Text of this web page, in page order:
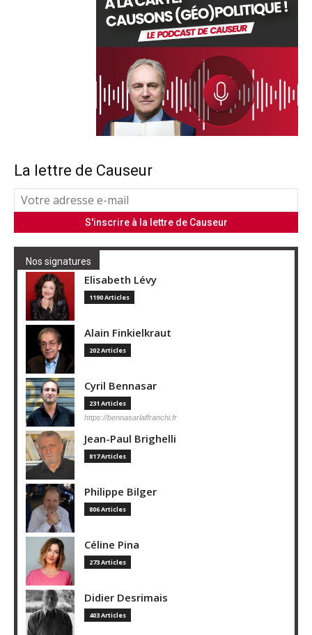
La lettre de Causeur
Nos signatures
Elisabeth Lévy
1190 Articles
Alain Finkielkraut
202 Articles
Cyril Bennasar
231 Articles
https://bennasarlaffranchi.fr
Jean-Paul Brighelli
817 Articles
Philippe Bilger
806 Articles
Céline Pina
273 Articles
Didier Desrimais
403 Articles